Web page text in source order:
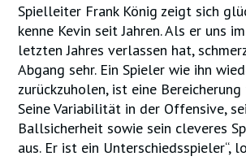
Spielleiter Frank König zeigt sich
kenne Kevin seit Jahren. Als er uns
letzten Jahres verlassen hat,
Abgang sehr. Ein Spieler wie ihn
zurückzuholen, ist eine Bereicherung
Seine Variabilität in der Offensive,
Ballsicherheit sowie sein cleveres
aus. Er ist ein Unterschiedsspieler“,